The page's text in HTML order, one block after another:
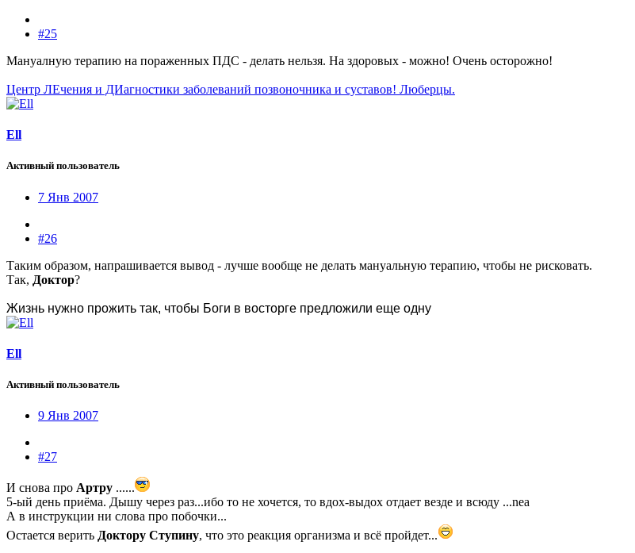
#25
Мануалную терапию на пораженных ПДС - делать нельзя. На здоровых - можно! Очень осторожно!
Центр ЛЕчения и ДИагностики заболеваний позвоночника и суставов! Люберцы.
Ell
Активный пользователь
7 Янв 2007
#26
Таким образом, напрашивается вывод - лучше вообще не делать мануальную терапию, чтобы не рисковать.
Так, Доктор?
Жизнь нужно прожить так, чтобы Боги в восторге предложили еще одну
Ell
Активный пользователь
9 Янв 2007
#27
И снова про Артру ......
5-ый день приёма. Дышу через раз...ибо то не хочется, то вдох-выдох отдает везде и всюду ...nea
А в инструкции ни слова про побочки...
Остается верить Доктору Ступину, что это реакция организма и всё пройдет...